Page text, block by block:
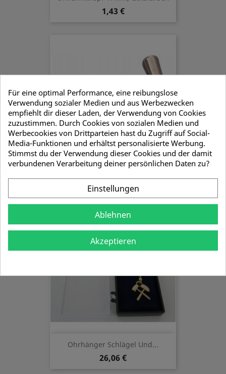
1,43 €
Spazierstock Siegerland
57,00 €
Ohrhänger Schlägel Und...
26,06 €
Für eine optimal Performance, eine reibungslose
Verwendung sozialer Medien und aus Werbezwecken
empfiehlt dir dieser Laden, der Verwendung von Cookies
zuzustimmen. Durch Cookies von sozialen Medien und
Werbecookies von Drittparteien hast du Zugriff auf Social-
Media-Funktionen und erhältst personalisierte Werbung.
Stimmst du der Verwendung dieser Cookies und der damit
verbundenen Verarbeitung deiner persönlichen Daten zu?
Einstellungen
Ablehnen
Akzeptieren